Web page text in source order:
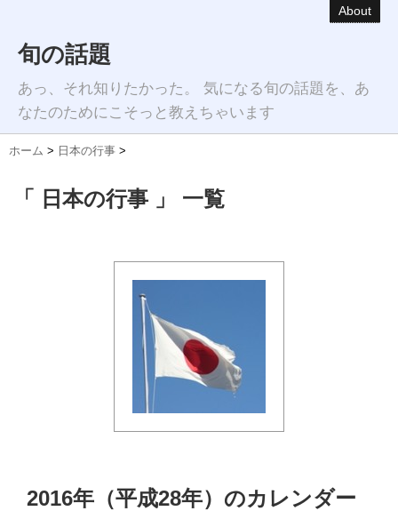
About
旬の話題
あっ、それ知りたかった。 気になる旬の話題を、あ
なたのためにこそっと教えちゃいます
ホーム > 日本の行事 >
「 日本の行事 」 一覧
2016年（平成28年）のカレンダー